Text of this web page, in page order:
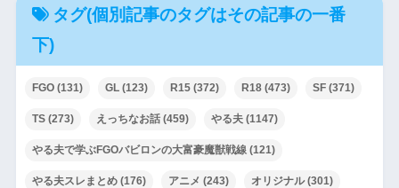
タグ(個別記事のタグはその記事の一番
下)
FGO(131) GL(123) R15(372) R18(473) SF(371)
TS(273) えっちなお話(459) やる夫(1147)
やる夫で学ぶFGOバビロンの大富豪魔獣戦線(121)
やる夫スレまとめ(176) アニメ (243) オリジナル(301)